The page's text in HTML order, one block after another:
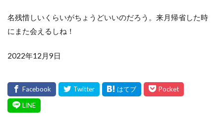
名残惜しいくらいがちょうどいいのだろう。来月帰省した時
にまた会えるしね！
2022年12月9日